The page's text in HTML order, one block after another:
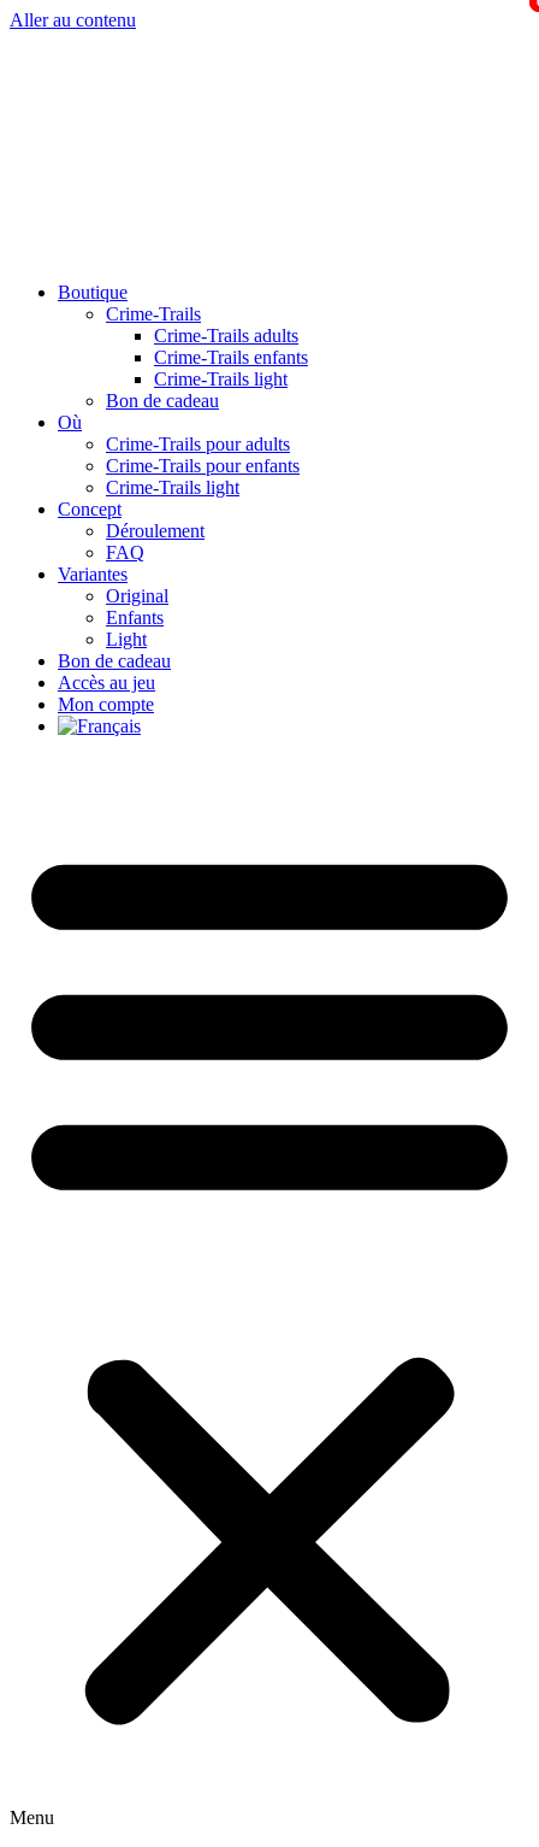
Aller au contenu
Boutique
Crime-Trails
Crime-Trails adults
Crime-Trails enfants
Crime-Trails light
Bon de cadeau
Où
Crime-Trails pour adults
Crime-Trails pour enfants
Crime-Trails light
Concept
Déroulement
FAQ
Variantes
Original
Enfants
Light
Bon de cadeau
Accès au jeu
Mon compte
Menu